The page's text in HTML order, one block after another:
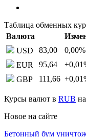
Таблица обменных
Валюта
USD
83,00 0,00%
EUR
95,64 +0,01
GBP
111,66 +0,01
Курсы валют в RUB
Новое на сайте
Бетонный бум